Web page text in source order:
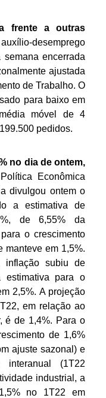
frente a outras
desemprego
encerrada
ajustada
de Trabalho. O
para baixo em
móvel de 4
pedidos.
no dia de ontem,
Econômica
divulgou ontem o
a estimativa de
de 6,55% da
o crescimento
manteve em 1,5%.
inflação subiu de
estimativa para o
2,5%. A projeção
em relação ao
é de 1,4%. Para o
de 1,6%
ajuste sazonal) e
(1T22
industrial, a
no 1T22 em